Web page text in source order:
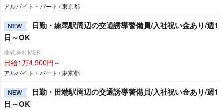
アルバイト・パート / 東京都
NEW
日勤・練馬駅周辺の交通誘導警備員/入社祝い金あり/週1
日～OK
株式会社MSK
日給1万4,500円～
アルバイト・パート / 東京都
NEW
日勤・田端駅周辺の交通誘導警備員/入社祝い金あり/週1
日～OK